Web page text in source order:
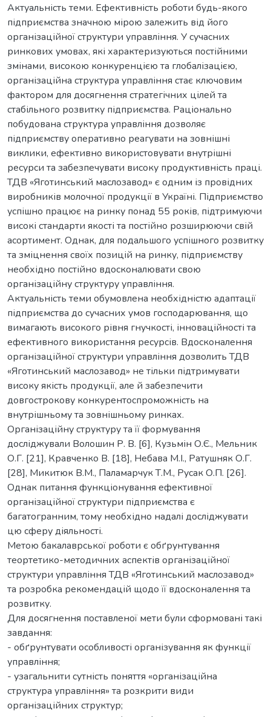
Актуальність теми. Ефективність роботи будь-якого
підприємства значною мірою залежить від його
організаційної структури управління. У сучасних
ринкових умовах, які характеризуються постійними
змінами, високою конкуренцією та глобалізацією,
організаційна структура управління стає ключовим
фактором для досягнення стратегічних цілей та
стабільного розвитку підприємства. Раціонально
побудована структура управління дозволяє
підприємству оперативно реагувати на зовнішні
виклики, ефективно використовувати внутрішні
ресурси та забезпечувати високу продуктивність праці.
ТДВ «Яготинський маслозавод» є одним із провідних
виробників молочної продукції в Україні. Підприємство
успішно працює на ринку понад 55 років, підтримуючи
високі стандарти якості та постійно розширюючи свій
асортимент. Однак, для подальшого успішного розвитку
та зміцнення своїх позицій на ринку, підприємству
необхідно постійно вдосконалювати свою
організаційну структуру управління.
Актуальність теми обумовлена необхідністю адаптації
підприємства до сучасних умов господарювання, що
вимагають високого рівня гнучкості, інноваційності та
ефективного використання ресурсів. Вдосконалення
організаційної структури управління дозволить ТДВ
«Яготинський маслозавод» не тільки підтримувати
високу якість продукції, але й забезпечити
довгострокову конкурентоспроможність на
внутрішньому та зовнішньому ринках.
Організаційну структуру та її формування
досліджували Волошин Р. В. [6], Кузьмін О.Є., Мельник
О.Г. [21], Кравченко В. [18], Небава М.І., Ратушняк О.Г.
[28], Микитюк В.М., Паламарчук Т.М., Русак О.П. [26].
Однак питання функціонування ефективної
організаційної структури підприємства є
багатогранним, тому необхідно надалі досліджувати
цю сферу діяльності.
Метою бакалаврської роботи є обґрунтування
теортетико-методичних аспектів організаційної
структури управління ТДВ «Яготинський маслозавод»
та розробка рекомендацій щодо її вдосконалення та
розвитку.
Для досягнення поставленої мети були сформовані такі
завдання:
- обґрунтувати особливості організування як функції
управління;
- узагальнити сутність поняття «організаційна
структура управління» та розкрити види
організаційних структур;